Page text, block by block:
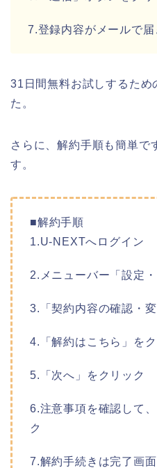
7.登録内容がメールで届
31日間無料お試しするため
た。
さらに、解約手順も簡単で
す。
■解約手順
1.U-NEXTへログイン
2.メニューバー「設定
3.「契約内容の確認・
4.「解約はこちら」をク
5.「次へ」をクリック
6.注意事項を確認して
ク
7.解約手続きは完了画